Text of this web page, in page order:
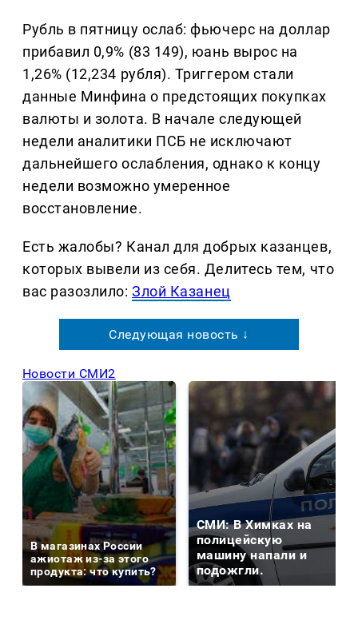
Рубль в пятницу ослаб: фьючерс на доллар
прибавил 0,9% (83 149), юань вырос на
1,26% (12,234 рубля). Триггером стали
данные Минфина о предстоящих покупках
валюты и золота. В начале следующей
недели аналитики ПСБ не исключают
дальнейшего ослабления, однако к концу
недели возможно умеренное
восстановление.
Есть жалобы? Канал для добрых казанцев,
которых вывели из себя. Делитеcь тем, что
вас разозлило:Злой Казанец
Следующая новость ↓
Новости СМИ2
В магазинах России
ажиотаж из-за этого
продукта: что купить?
СМИ: В Химках на
полицейскую
машину напали и
подожгли.